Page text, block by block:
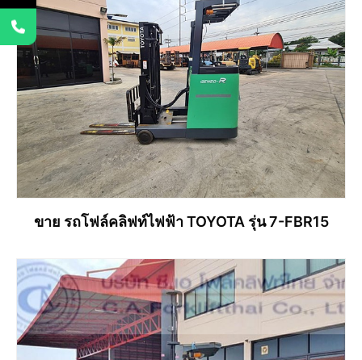
ขาย รถโฟล์คลิฟท์ไฟฟ้า TOYOTA รุ่น 7-FBR15
อ่านเพิ่ม